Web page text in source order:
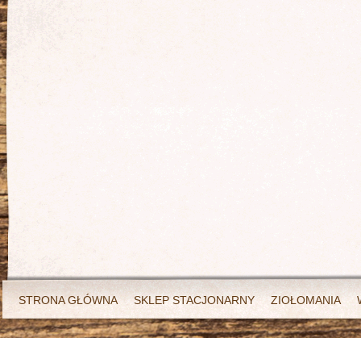
STRONA GŁÓWNA SKLEP STACJONARNY ZIOŁOMANIA